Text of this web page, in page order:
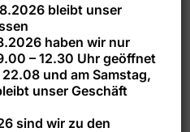
bleibt unser
haben wir nur
– 12.30 Uhr geöffnet
und am Samstag,
unser Geschäft
sind wir zu den